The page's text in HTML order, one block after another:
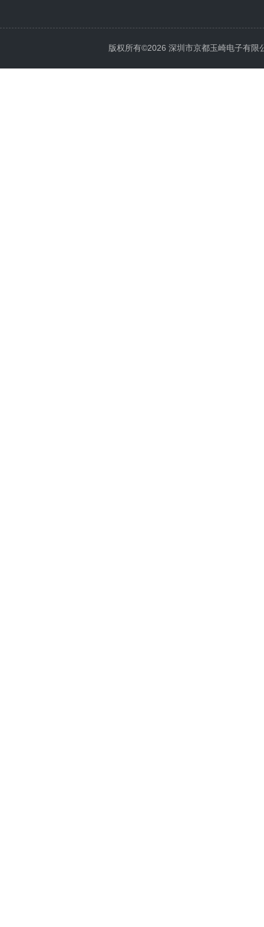
版权所有©2026 深圳市京都玉崎电子有